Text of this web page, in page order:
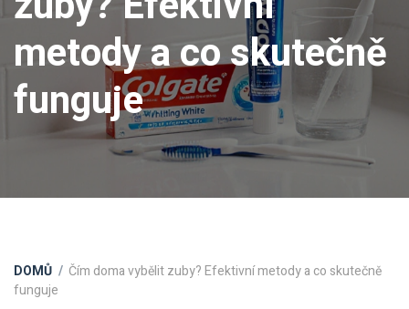
metody a co skutečně
funguje
DOMŮ
Čím doma vybělit zuby? Efektivní metody a co skutečně
funguje